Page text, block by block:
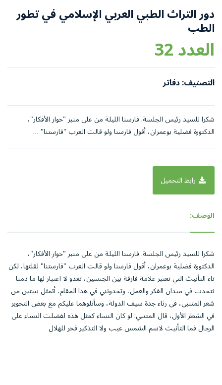
دور التراث الطبي العربي الإسلامي في تطور
الطب
العدد 32
التصنيف: دفاتر
شكرا للسيد رئيس الجلسة. فارسنا الليلة من على منبر "حوار الأفكار"،
الدكتورة فضلية بوعمران، أقول فارسنا ولو قالت العرب "فارستنا" …
رابط التحميل
الوصف:
شكرا للسيد رئيس الجلسة. فارسنا الليلة من على منبر "حوار الأفكار"،
الدكتورة فضلية بوعمران، أقول فارسنا ولو قالت العرب "فارستنا" لقلتها، لكن
تاء التأنيث التي تعتبر علامة فارقة بين الجنسين، تغدو لا اعتبار لها ما دمنا
نتحدث في ميدان الفكر والعمل، وتجدونني في هذا المقام، أتمثل ببيتين من
شعر المتنبي، في رثاء جدة سيف الدولة، وسأتلوهما عليكم مع بعض التحوير
في الشطر الأول، قال المتنبي: لو كان النساء كمثل هذه لفضلت النساء على
الرجال فما التأنيث لاسم الشمس عيب ولا التذكير فخر للهلال